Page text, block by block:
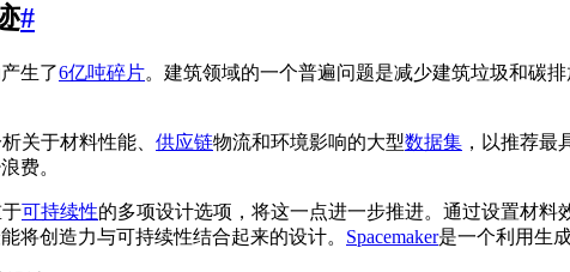
#
生了6亿吨碎片。建筑领域的一个普遍问题是减少建筑垃圾和碳
关于材料性能、 供应链物流和环境影响的大型数据集 ，以推荐
费。
可持续性的多项设计选项，将这一点进一步推进。通过设置材料
将创造力与可持续性结合起来的设计。 Spacemaker是一个利用生